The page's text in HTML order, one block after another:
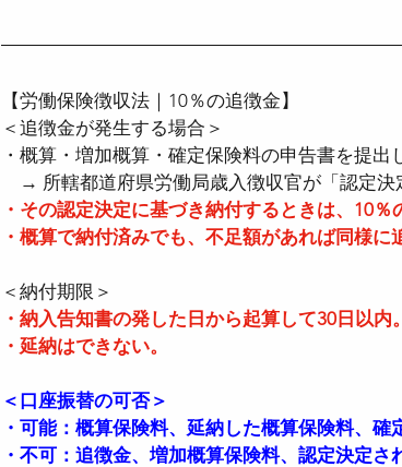
【労働保険徴収法｜10％の追徴金】
＜追徴金が発生する場合＞
・概算・増加概算・確定保険料の申告書を提出
→ 所轄都道府県労働局歳入徴収官が「認定決
・その認定決定に基づき納付するときは、10％
・概算で納付済みでも、不足額があれば同様に
＜納付期限＞
・納入告知書の発した日から起算して30日以内
・延納はできない。
＜口座振替の可否＞
・可能：概算保険料、延納した概算保険料、確
・不可：追徴金、増加概算保険料、認定決定さ